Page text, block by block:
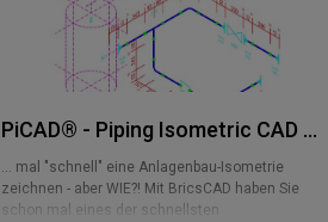
PiCAD® - Piping Isometric CAD 2D>3D
... mal "schnell" eine Anlagenbau-Isometrie
zeichnen - aber WIE?! Mit BricsCAD haben Sie
schon mal eines der schnellsten